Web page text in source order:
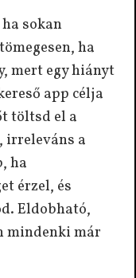
sokan
ha
mert egy hiányt
app célja
töltsd el a
irreleváns a
ha
érzel, és
Eldobható,
mindenki már